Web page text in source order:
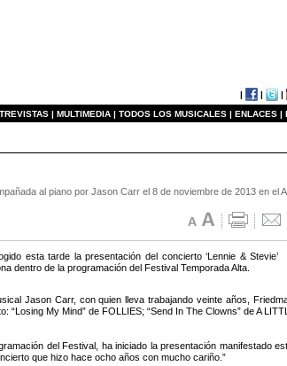
| | |
| MULTIMEDIA | TODOS LOS MUSICALES | ENLACES |
al piano por Jason Carr el 8 de noviembre de 2013 en el
esta tarde la presentación del concierto ‘Lennie &
dentro de la programación del Festival Temporada Alta.
Jason Carr, con quien lleva trabajando veinte años,
“Losing My Mind” de FOLLIES; “Send In The Clowns” de A
del Festival, ha iniciado la presentación manifestado
que hizo hace ocho años con mucho cariño.”